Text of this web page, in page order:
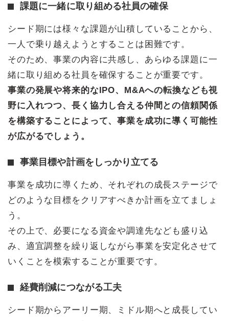
課題に一緒に取り組める社員の確保
シード期には様々な課題が山積していることから、
一人で乗り越えようとすることは困難です。
そのため、事業の内容に共感し、あらゆる課題に一
緒に取り組める社員を確保することが重要です。
事業の発展や将来的なIPO、M&Aへの転換なども視
野に入れつつ、長く協力し合える仲間との信頼関係
を構築することによって、事業を成功に導く可能性
が広がるでしょう。
事業目標や計画をしっかり立てる
事業を成功に導くため、それぞれの成長ステージで
どのような目標をクリアすべきか計画を立てましょ
う。
その上で、必要になる資金や調達先なども盛り込
み、適宜調整を繰り返しながら事業を安定化させて
いくことを模索することが重要です。
経費削減につながる工夫
シード期からアーリー期、ミドル期へと成長してい